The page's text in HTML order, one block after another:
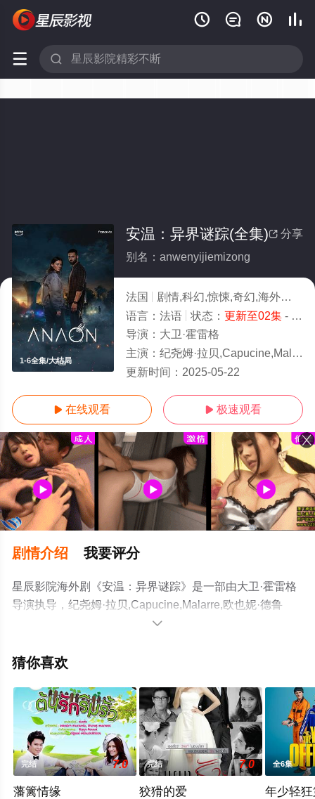
   
 
1-6全集/大结局
 分享
安温：异界谜踪(全集)
别名：anwenyijiemizong
法国 剧情,科幻,惊悚,奇幻,海外
2025
语言： 法语 状态： 更新至02集- 免费在线观看
导演： 大卫·霍雷格
主演： 纪尧姆·拉贝,Capucine,Malarre,欧也妮·德鲁兰,Aaliyah,Lexilus,吉恩
更新时间： 2025-05-22
 在线观看  极速观看
剧情介绍 我要评分
星辰影院海外剧《安温：异界谜踪》是一部由大卫·霍雷格
导演执导，纪尧姆·拉贝,Capucine,Malarre,欧也妮·德鲁
兰,Aaliyah,Lexilus,吉恩-巴蒂斯特·布兰克,克里斯蒂亚娜·科
尔,安妮·塞拉等演员精彩演绎的法国电视剧，大结局剧情已
全集就上星辰电影院，更多相关信息可移步至豆瓣电视
剧、电视猫或剧情网等平台了解。

猜你喜欢
完结 7.0
藩篱情缘
完结 7.0
狡猾的爱
全6集
年少轻